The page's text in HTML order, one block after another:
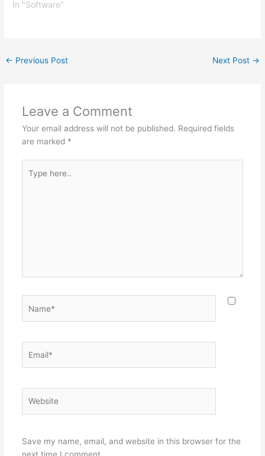
In "Software"
← Previous Post Next Post →
Leave a Comment
Your email address will not be published. Required fields
are marked *
here..
Save my name, email, and website in this browser for the
next time I comment.